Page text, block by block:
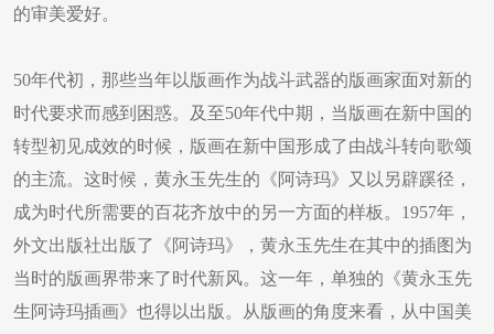
的审美爱好。
50年代初，那些当年以版画作为战斗武器的版画家面对新的
时代要求而感到困惑。及至50年代中期，当版画在新中国的
转型初见成效的时候，版画在新中国形成了由战斗转向歌颂
的主流。这时候，黄永玉先生的《阿诗玛》又以另辟蹊径，
成为时代所需要的百花齐放中的另一方面的样板。1957年，
外文出版社出版了《阿诗玛》，黄永玉先生在其中的插图为
当时的版画界带来了时代新风。这一年，单独的《黄永玉先
生阿诗玛插画》也得以出版。从版画的角度来看，从中国美